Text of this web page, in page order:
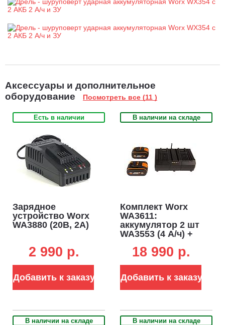
Аксессуары и дополнительное
оборудование
Посмотреть все (11 )
Есть в наличии
Зарядное
устройство Worx
WA3880 (20В, 2А)
2 990 p.
Добавить к заказу
В наличии на складе
Комплект Worx
WA3611:
аккумулятор 2 шт
WA3553 (4 А/ч) +
зарядное
18 990 p.
Добавить к заказу
В наличии на складе В наличии на складе